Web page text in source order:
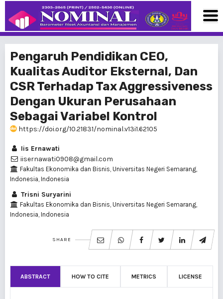
Pengaruh Pendidikan CEO,
Kualitas Auditor Eksternal, Dan
CSR Terhadap Tax Aggressiveness
Dengan Ukuran Perusahaan
Sebagai Variabel Kontrol
https://doi.org/10.21831/nominal.v13i1.62105
Iis Ernawati
iisernawati0908@gmail.com
Fakultas Ekonomika dan Bisnis, Universitas Negeri Semarang,
Indonesia, Indonesia
Trisni Suryarini
Fakultas Ekonomika dan Bisnis, Universitas Negeri Semarang,
Indonesia, Indonesia
SHARE
ABSTRACT HOW TO CITE METRICS LICENSE